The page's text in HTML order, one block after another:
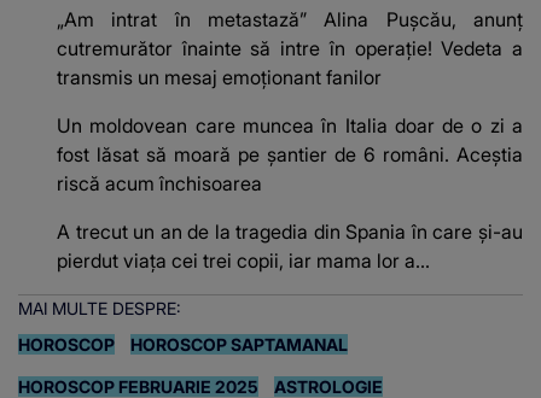
„Am intrat în metastază” Alina Pușcău, anunț
cutremurător înainte să intre în operație! Vedeta a
transmis un mesaj emoționant fanilor
Un moldovean care muncea în Italia doar de o zi a
fost lăsat să moară pe şantier de 6 români. Aceștia
riscă acum închisoarea
A trecut un an de la tragedia din Spania în care și-au
pierdut viața cei trei copii, iar mama lor a…
MAI MULTE DESPRE:
HOROSCOP
HOROSCOP SAPTAMANAL
HOROSCOP FEBRUARIE 2025 ASTROLOGIE